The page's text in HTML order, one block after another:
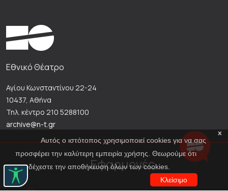
x
Αυτός ο ιστότοπος χρησιμοποιεί cookies για να σας
προσφέρει την καλύτερη εμπειρία χρήσης. Θεωρούμε ότι
αποδέχεστε την αποθήκευση όλων των cookies.
Κλείσιμο
Εθνικό Θέατρο
Αγίου Κωνσταντίνου 22-24
10437, Αθήνα
Τηλ. κέντρο 210 5288100
archive@n-t.gr
Εφαρμογές